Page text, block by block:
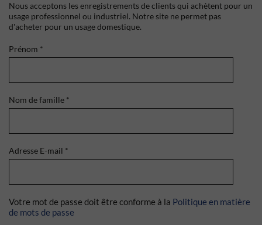
Nous acceptons les enregistrements de clients qui achètent pour un
usage professionnel ou industriel. Notre site ne permet pas
d'acheter pour un usage domestique.
Prénom *
Nom de famille *
Adresse E-mail *
Votre mot de passe doit être conforme à la Politique en matière
de mots de passe